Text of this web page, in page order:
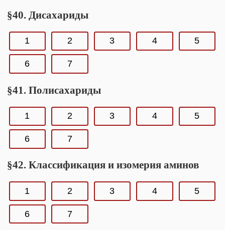
§40. Дисахариды
1 2 3 4 5
6 7
§41. Полисахариды
1 2 3 4 5
6 7
§42. Классификация и изомерия аминов
1 2 3 4 5
6 7